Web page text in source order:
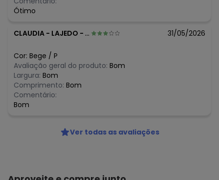
Ótimo
CLAUDIA - LAJEDO - PE 31/05/2026
Cor: Bege / P
Avaliação geral do produto: Bom
Largura: Bom
Comprimento: Bom
Comentário:
Bom
Ver todas as avaliações